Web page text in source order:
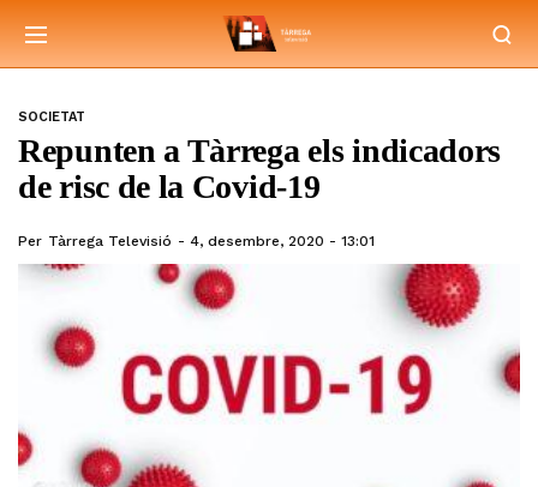
SOCIETAT
Repunten a Tàrrega els indicadors
de risc de la Covid-19
Per Tàrrega Televisió 4, desembre, 2020 - 13:01